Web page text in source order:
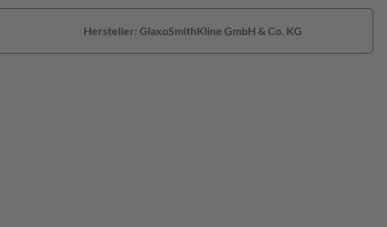
Hersteller: GlaxoSmithKline GmbH & Co. KG